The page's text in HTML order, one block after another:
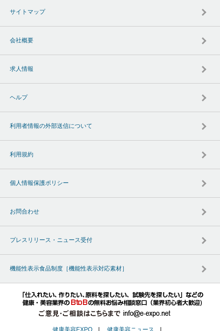
サイトマップ
会社概要
求人情報
ヘルプ
利用者情報の外部送信について
利用規約
個人情報保護ポリシー
お問合わせ
プレスリリース・ニュース受付
機能性表示食品制度［機能性表示対応素材］
健康美容EXPO 健康美容ニュース